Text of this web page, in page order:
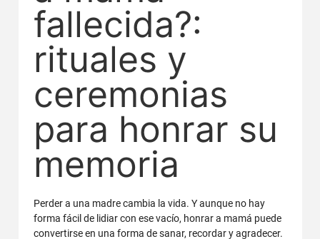
fallecida?:
rituales y
ceremonias
para honrar su
memoria
Perder a una madre cambia la vida. Y aunque no hay
forma fácil de lidiar con ese vacío, honrar a mamá puede
convertirse en una forma de sanar, recordar y agradecer.